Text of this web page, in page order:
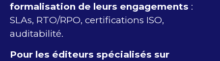
formalisation de leurs engagements :
SLAs, RTO/RPO, certifications ISO,
auditabilité.
Pour les éditeurs spécialisés sur